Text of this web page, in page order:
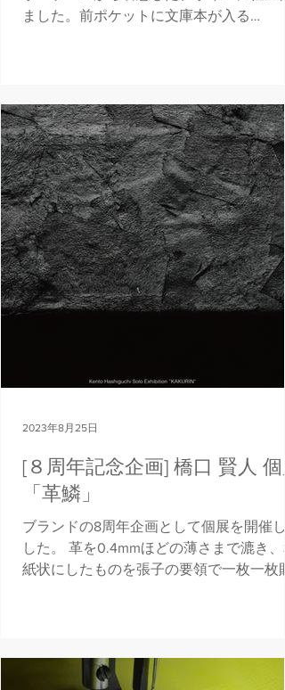
ました。前ポケットに文庫本が入る
更し美容師とお客様が...
[８周年記念企画] 橋口 賢人 個
「革鱗」
ブランドの8周年企画として個展を開催し
した。 革を0.4mmほどの薄さまで漉き、
紙状にしたものを張子の要領で一枚一枚貼
2023年8月25日